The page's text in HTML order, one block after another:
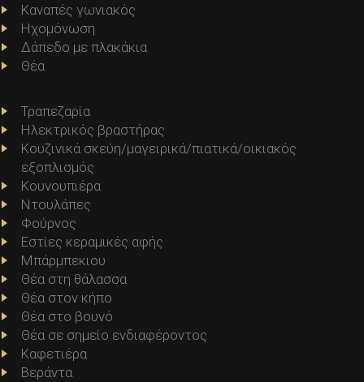
Καναπές γωνιακός
Ηχομόνωση
Δάπεδο με πλακάκια
Θέα
Τραπεζαρία
Ηλεκτρικός βραστήρας
Κουζινικά σκεύη/μαγειρικά/πιατικά/οικιακός
εξοπλισμός
Κουνουπιέρα
Ντουλάπες
Φούρνος
Εστίες κεραμικές αφής
Μπάρμπεκιου
Θέα στη θάλασσα
Θέα στον κήπο
Θέα στο βουνό
Θέα σε σημείο ενδιαφέροντος
Καφετιέρα
Βεράντα